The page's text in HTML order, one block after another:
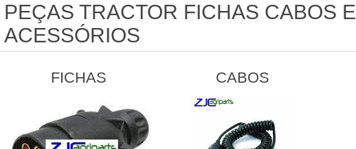
PEÇAS TRACTOR FICHAS CABOS E
ACESSÓRIOS
FICHAS CABOS